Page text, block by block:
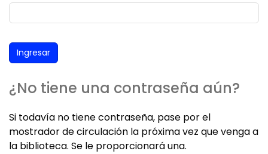
¿No tiene una contraseña aún?
Si todavía no tiene contraseña, pase por el
mostrador de circulación la próxima vez que venga a
la biblioteca. Se le proporcionará una.